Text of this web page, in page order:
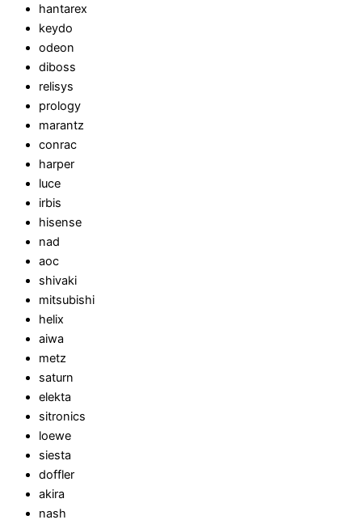
hantarex
keydo
odeon
diboss
relisys
prology
marantz
conrac
harper
luce
irbis
hisense
nad
aoc
shivaki
mitsubishi
helix
aiwa
metz
saturn
elekta
sitronics
loewe
siesta
doffler
akira
nash